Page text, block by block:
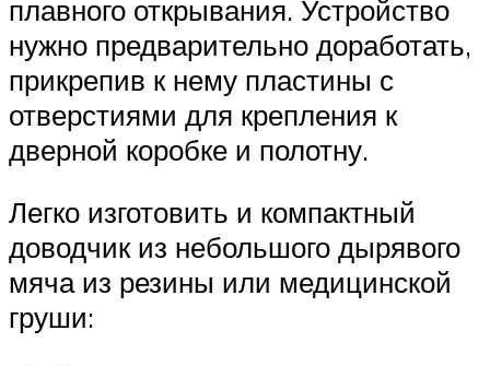
плавного открывания. Устройство
нужно предварительно доработать,
прикрепив к нему пластины с
отверстиями для крепления к
дверной коробке и полотну.
Легко изготовить и компактный
доводчик из небольшого дырявого
мяча из резины или медицинской
груши: